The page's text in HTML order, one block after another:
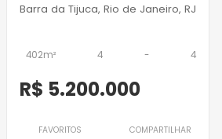
Barra da Tijuca, Rio de Janeiro, RJ
402m² 4 - 4
R$ 5.200.000
FAVORITOS COMPARTILHAR